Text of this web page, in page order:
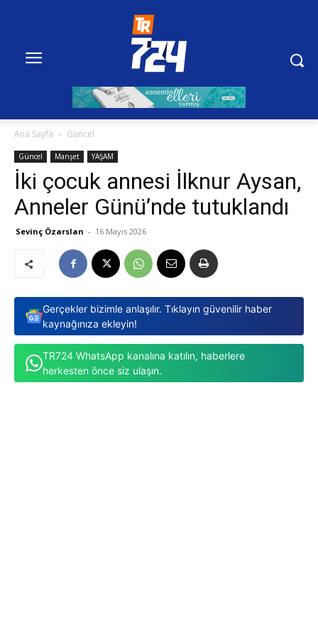
Ana Sayfa Güncel
Güncel Manşet YAŞAM
İki çocuk annesi İlknur Aysan,
Anneler Günü’nde tutuklandı
Sevinç Özarslan - 16 Mayıs 2026
Gerçekler bizimle anlaşılır. Tıklayın güvenilir haber
kaynağınıza ekleyin!
TR724 WhatsApp kanalına katılın, haberlere
herkesten önce siz ulaşın.